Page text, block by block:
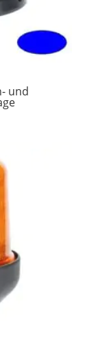
und